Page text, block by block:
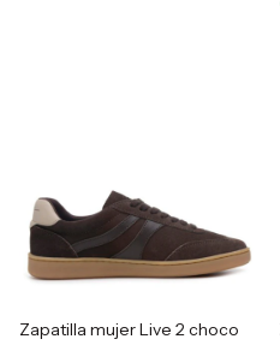
Zapatilla mujer Live 2 choco